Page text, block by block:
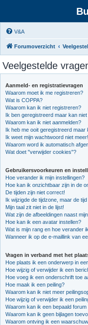
V&A
Forumoverzicht
Veelgestelde
Aanmeld- en registratievragen
Waarom moet ik me registreren?
Wat is COPPA?
Waarom kan ik niet registreren?
Ik ben geregistreerd maar kan niet
Waarom kan ik niet aanmelden?
Ik heb me ooit geregistreerd maar
Ik weet mijn wachtwoord niet meer!
Waarom word ik automatisch
Wat doet "verwijder cookies"?
Gebruikersvoorkeuren en
Hoe verander ik mijn instellingen?
Hoe kan ik onzichtbaar zijn in de
De tijden zijn niet correct!
Ik wijzigde de tijdzone, maar de
Mijn taal zit niet in de lijst!
Wat zijn de afbeeldingen naast
Hoe kan ik een avatar instellen?
Wat is mijn rang en hoe verander
Wanneer ik op de e-maillink van
Vragen in verband met het
Hoe plaats ik een onderwerp in
Hoe wijzig of verwijder ik een
Hoe voeg ik een onderschrift toe
Hoe maak ik een peiling?
Waarom kan ik niet meer
Hoe wijzig of verwijder ik een
Waarom kan ik een bepaald forum
Waarom kan ik geen bijlagen
Waarom ontving ik een